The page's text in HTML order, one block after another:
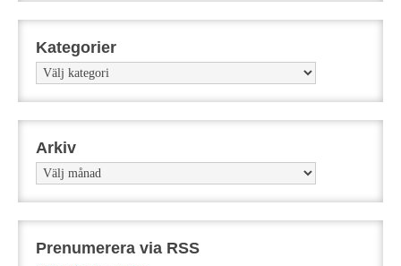
Kategorier
Kategorier
Arkiv
Arkiv
Prenumerera via RSS